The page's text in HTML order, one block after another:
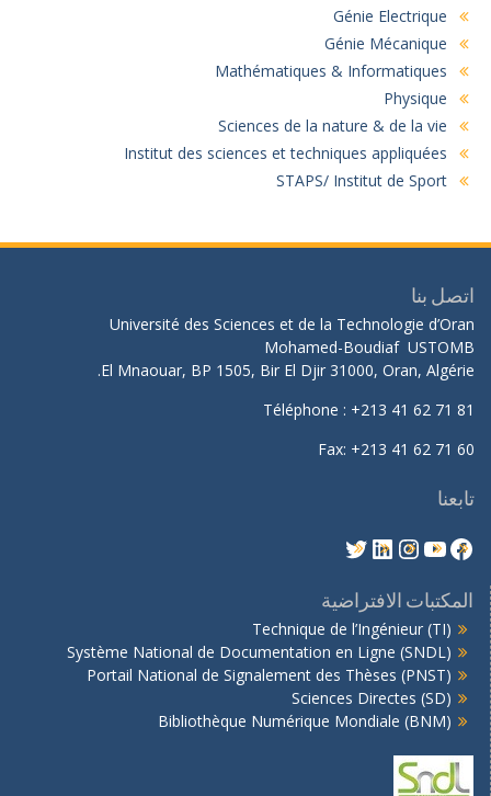
Génie Electrique
Génie Mécanique
Mathématiques & Informatiques
Physique
Sciences de la nature & de la vie
Institut des sciences et techniques appliquées
STAPS/ Institut de Sport
اتصل بنا
Université des Sciences et de la Technologie d’Oran
Mohamed-Boudiaf USTOMB
El Mnaouar, BP 1505, Bir El Djir 31000, Oran, Algérie.
Téléphone : +213 41 62 71 81
Fax: +213 41 62 71 60
تابعنا
المكتبات الافتراضية
Technique de l’Ingénieur (TI)
Système National de Documentation en Ligne (SNDL)
Portail National de Signalement des Thèses (PNST)
Sciences Directes (SD)
Bibliothèque Numérique Mondiale (BNM)